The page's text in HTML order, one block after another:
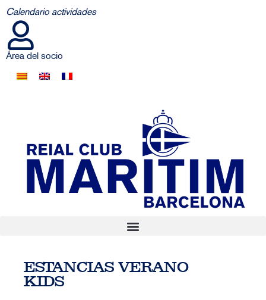
Calendario actividades
Área del socio
ESTANCIAS VERANO
KIDS